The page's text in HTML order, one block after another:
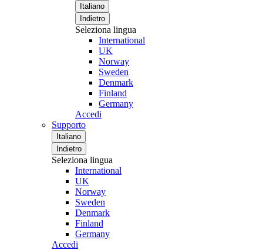
Italiano
Indietro
Seleziona lingua
International
UK
Norway
Sweden
Denmark
Finland
Germany
Accedi
Supporto
Italiano
Indietro
Seleziona lingua
International
UK
Norway
Sweden
Denmark
Finland
Germany
Accedi